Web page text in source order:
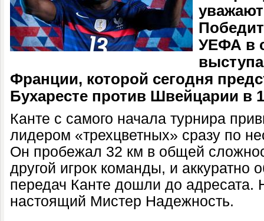
УЕФА в
Франции, которой сегодня
Бухаресте против Швейцарии в
Канте с самого начала турнира
лидером «трехцветных» сразу по
Он пробежал 32 км в общей
другой игрок команды, и
передач Канте дошли до
настоящий Мистер Надежность.